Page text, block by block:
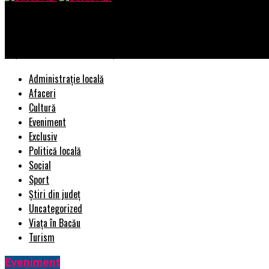
Administrație locală
Afaceri
Cultură
Eveniment
Exclusiv
Politică locală
Social
Sport
Știri din județ
Uncategorized
Viața în Bacău
Turism
Eveniment